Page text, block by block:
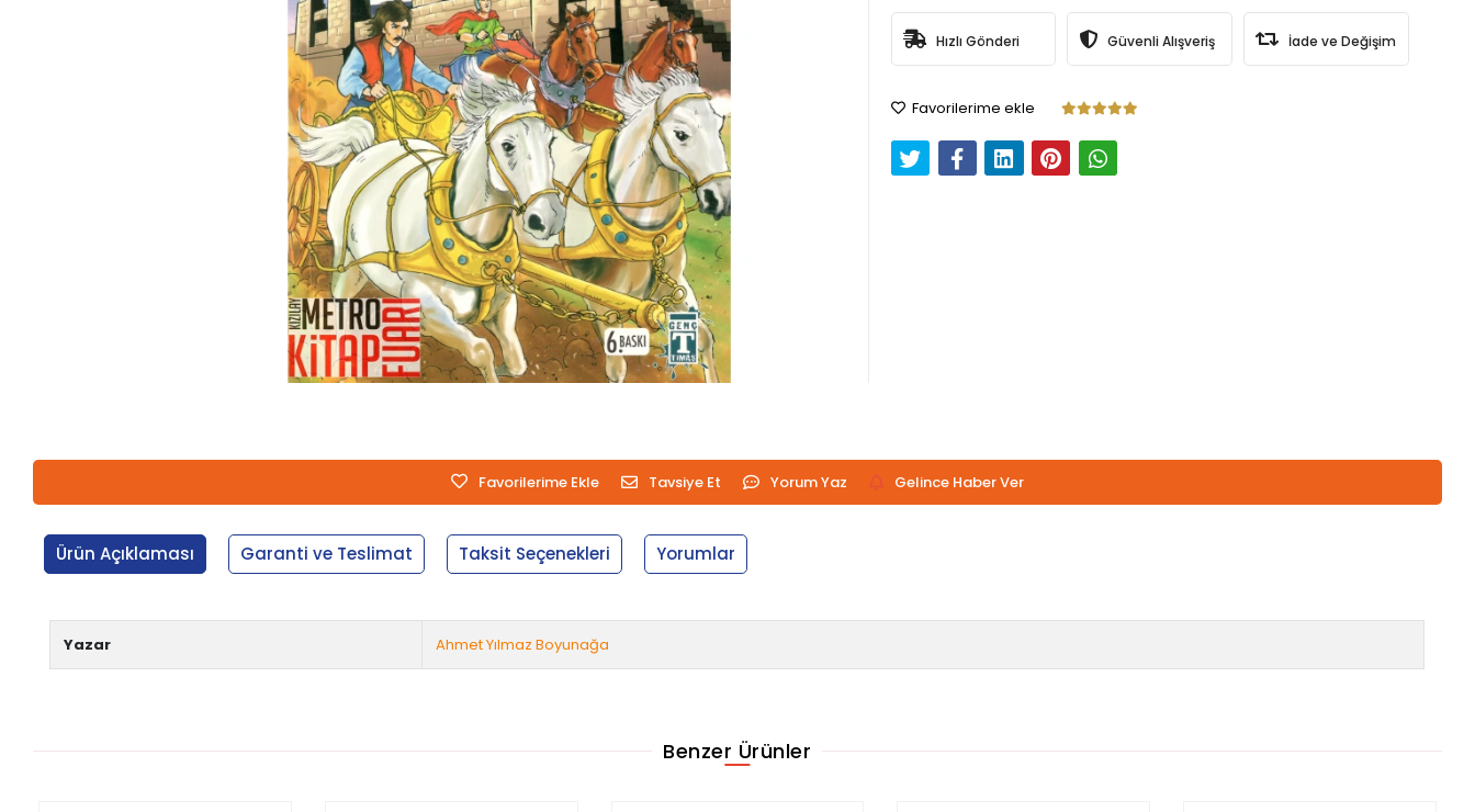
Hızlı Gönderi Güvenli Alışveriş İade ve Değişim
Favorilerime ekle
Favorilerime Ekle Tavsiye Et Yorum Yaz Gelince Haber Ver
Ürün Açıklaması Garanti ve Teslimat Taksit Seçenekleri Yorumlar
Yazar Ahmet Yılmaz Boyunağa
Benzer Ürünler